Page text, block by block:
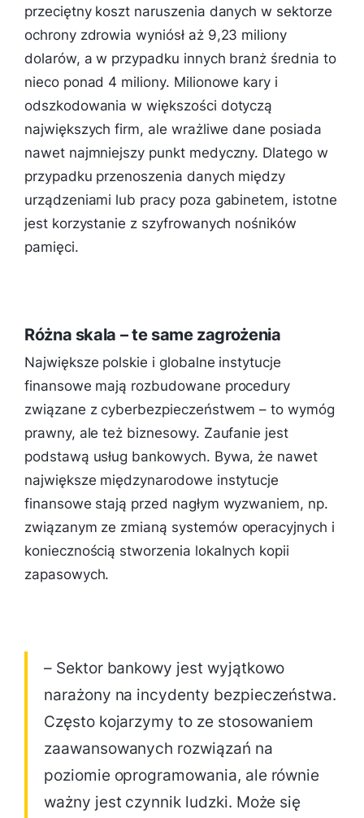
przeciętny koszt naruszenia danych w sektorze
ochrony zdrowia wyniósł aż 9,23 miliony
dolarów, a w przypadku innych branż średnia to
nieco ponad 4 miliony. Milionowe kary i
odszkodowania w większości dotyczą
największych firm, ale wrażliwe dane posiada
nawet najmniejszy punkt medyczny. Dlatego w
przypadku przenoszenia danych między
urządzeniami lub pracy poza gabinetem, istotne
jest korzystanie z szyfrowanych nośników
pamięci.
Różna skala – te same zagrożenia
Największe polskie i globalne instytucje
finansowe mają rozbudowane procedury
związane z cyberbezpieczeństwem – to wymóg
prawny, ale też biznesowy. Zaufanie jest
podstawą usług bankowych. Bywa, że nawet
największe międzynarodowe instytucje
finansowe stają przed nagłym wyzwaniem, np.
związanym ze zmianą systemów operacyjnych i
koniecznością stworzenia lokalnych kopii
zapasowych.
– Sektor bankowy jest wyjątkowo
narażony na incydenty bezpieczeństwa.
Często kojarzymy to ze stosowaniem
zaawansowanych rozwiązań na
poziomie oprogramowania, ale równie
ważny jest czynnik ludzki. Może się